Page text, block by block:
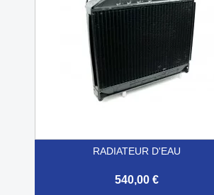
RADIATEUR D'EAU
540,00 €